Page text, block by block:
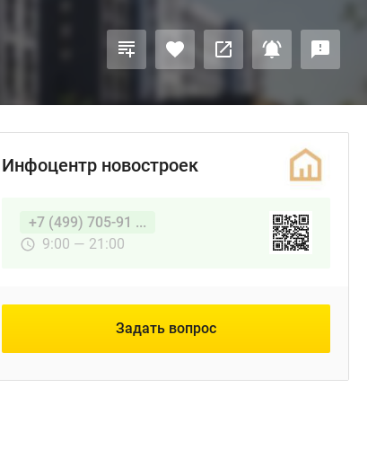
Инфоцентр новостроек
+7 (499) 705-91 ...
9:00 — 21:00
Задать вопрос